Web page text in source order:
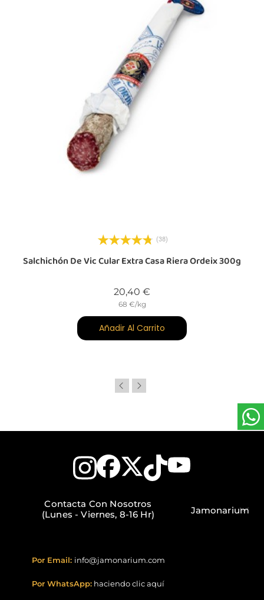
(38)
Salchichón De Vic Cular Extra Casa Riera Ordeix 300g
20,40 €
68 €/kg
Añadir Al Carrito
Contacta Con Nosotros
(Lunes - Viernes, 8-16 Hr)
Por Email: info@jamonarium.com
Por WhatsApp: haciendo clic aquí
Jamonarium